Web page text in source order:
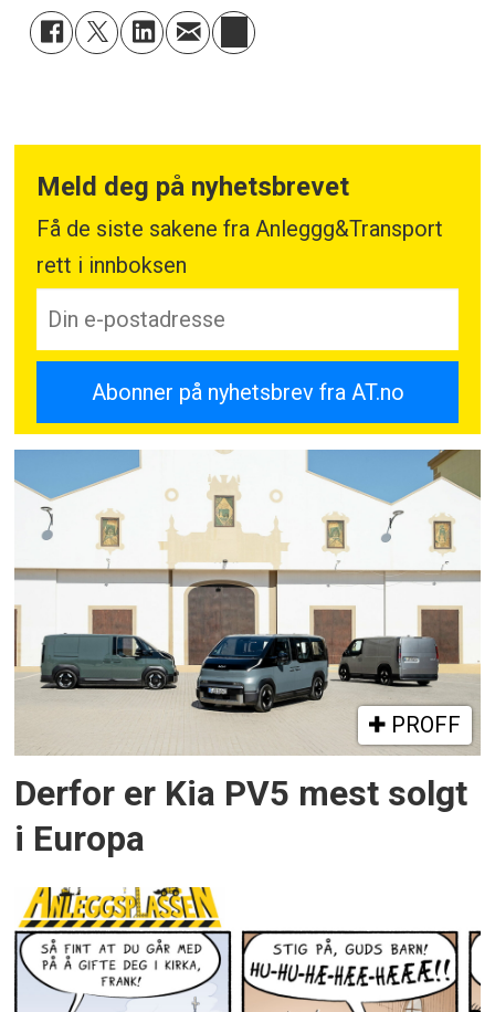
Meld deg på nyhetsbrevet
Få de siste sakene fra Anleggg&Transport
rett i innboksen
PROFF
Derfor er Kia PV5 mest solgt
i Europa